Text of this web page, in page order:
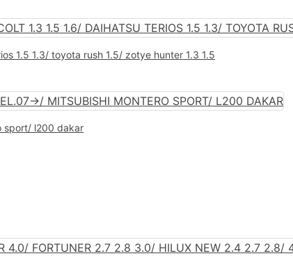
1.5 1.3/ toyota rush 1.5/ zotye hunter 1.3 1.5
sport/ l200 dakar